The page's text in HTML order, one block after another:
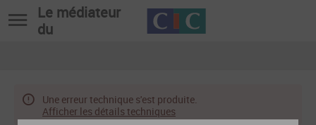
Le médiateur
du
Une erreur technique s'est produite.
Afficher les détails techniques